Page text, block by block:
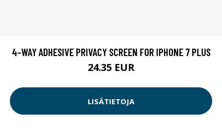
4-WAY ADHESIVE PRIVACY SCREEN FOR IPHONE 7 PLUS
24.35 EUR
LISÄTIETOJA